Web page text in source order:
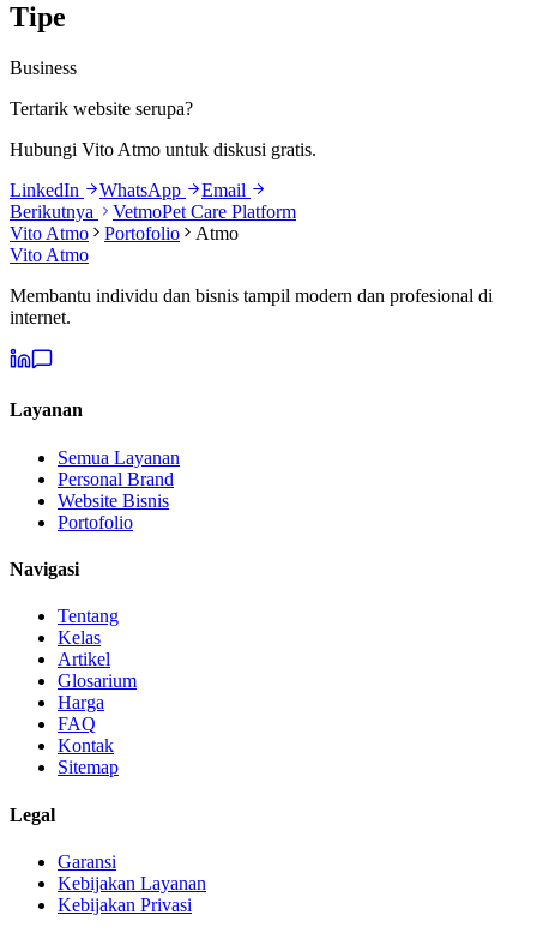
Tipe
Business
Tertarik website serupa?
Hubungi Vito Atmo untuk diskusi gratis.
LinkedIn
WhatsApp
Email
Berikutnya
VetmoPet Care Platform
Vito Atmo
Portofolio
Atmo
Vito Atmo
Membantu individu dan bisnis tampil modern dan profesional di
internet.
Layanan
Semua Layanan
Personal Brand
Website Bisnis
Portofolio
Navigasi
Tentang
Kelas
Artikel
Glosarium
Harga
FAQ
Kontak
Sitemap
Legal
Garansi
Kebijakan Layanan
Kebijakan Privasi